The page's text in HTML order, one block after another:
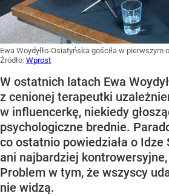
Ewa Woydyłło-Osiatyńska gościła w pierwszym
Źródło: Wprost
W ostatnich latach Ewa
z cenionej terapeutki
w influencerkę, niekiedy
psychologiczne brednie.
co ostatnio powiedziała o Idze
ani najbardziej
Problem w tym, że wszyscy
nie widzą.